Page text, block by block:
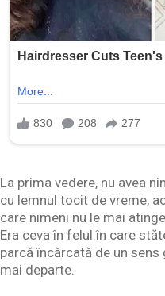
La prima vedere, nu avea
cu lemnul tocit de vreme,
care nimeni nu le mai
Era ceva în felul în care
parcă încărcată de un
mai departe.